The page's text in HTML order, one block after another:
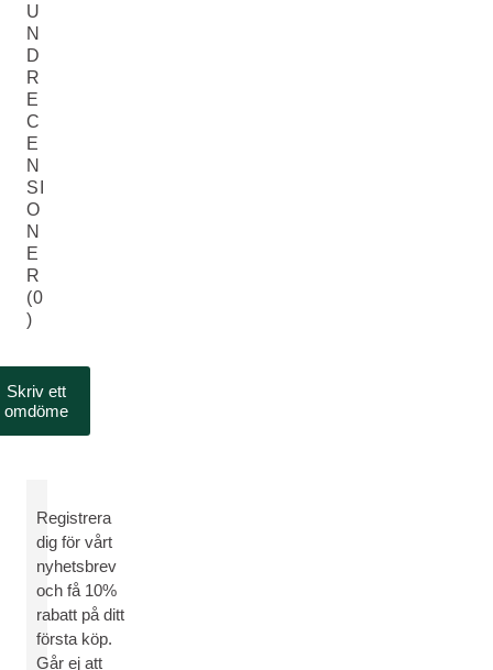
U
N
D
R
E
C
E
N
SI
O
N
E
R
(0
)
Skriv ett
omdöme
Registrera
dig för vårt
nyhetsbrev
och få 10%
rabatt på ditt
första köp.
Går ej att